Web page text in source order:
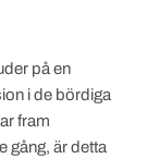
på en
i de bördiga
fram
gång, är detta